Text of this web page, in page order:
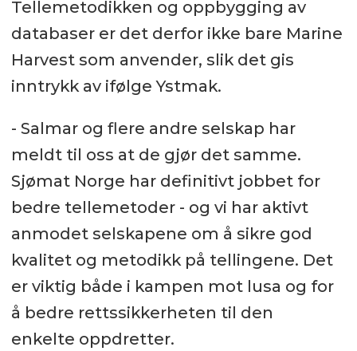
Tellemetodikken og oppbygging av
databaser er det derfor ikke bare Marine
Harvest som anvender, slik det gis
inntrykk av ifølge Ystmak.
- Salmar og flere andre selskap har
meldt til oss at de gjør det samme.
Sjømat Norge har definitivt jobbet for
bedre tellemetoder - og vi har aktivt
anmodet selskapene om å sikre god
kvalitet og metodikk på tellingene. Det
er viktig både i kampen mot lusa og for
å bedre rettssikkerheten til den
enkelte oppdretter.